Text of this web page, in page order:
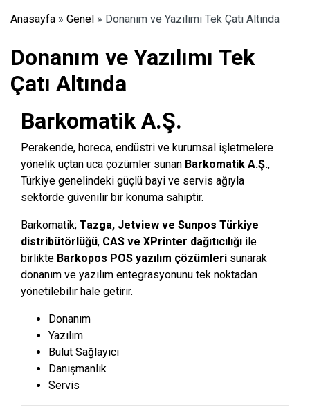
Anasayfa » Genel » Donanım ve Yazılımı Tek Çatı Altında
Donanım ve Yazılımı Tek
Çatı Altında
Barkomatik A.Ş.
Perakende, horeca, endüstri ve kurumsal işletmelere
yönelik uçtan uca çözümler sunan Barkomatik A.Ş.,
Türkiye genelindeki güçlü bayi ve servis ağıyla
sektörde güvenilir bir konuma sahiptir.
Barkomatik; Tazga, Jetview ve Sunpos Türkiye
distribütörlüğü, CAS ve XPrinter dağıtıcılığı ile
birlikte Barkopos POS yazılım çözümleri sunarak
donanım ve yazılım entegrasyonunu tek noktadan
yönetilebilir hale getirir.
Donanım
Yazılım
Bulut Sağlayıcı
Danışmanlık
Servis